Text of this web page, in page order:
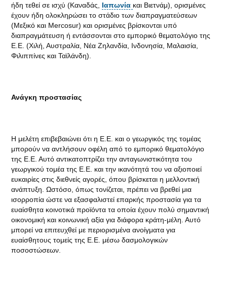
ήδη τεθεί σε ισχύ (Καναδάς, Ιαπωνία και Βιετνάμ), ορισμένες
έχουν ήδη ολοκληρώσει το στάδιο των διαπραγματεύσεων
(Μεξικό και Mercosur) και ορισμένες βρίσκονται υπό
διαπραγμάτευση ή εντάσσονται στο εμπορικό θεματολόγιο της
Ε.Ε. (Χιλή, Αυστραλία, Νέα Ζηλανδία, Ινδονησία, Μαλαισία,
Φιλιππίνες και Ταϊλάνδη).
Ανάγκη προστασίας
Η μελέτη επιβεβαιώνει ότι η Ε.Ε. και ο γεωργικός της τομέας
μπορούν να αντλήσουν οφέλη από το εμπορικό θεματολόγιο
της Ε.Ε. Αυτό αντικατοπτρίζει την ανταγωνιστικότητα του
γεωργικού τομέα της Ε.Ε. και την ικανότητά του να αξιοποιεί
ευκαιρίες στις διεθνείς αγορές, όπου βρίσκεται η μελλοντική
ανάπτυξη. Ωστόσο, όπως τονίζεται, πρέπει να βρεθεί μια
ισορροπία ώστε να εξασφαλιστεί επαρκής προστασία για τα
ευαίσθητα κοινοτικά προϊόντα τα οποία έχουν πολύ σημαντική
οικονομική και κοινωνική αξία για διάφορα κράτη-μέλη. Αυτό
μπορεί να επιτευχθεί με περιορισμένα ανοίγματα για
ευαίσθητους τομείς της Ε.Ε. μέσω δασμολογικών
ποσοστώσεων.